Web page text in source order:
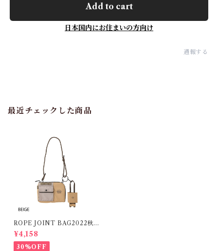
Add to cart
日本国内にお住まいの方向け
通報する
最近チェックした商品
ROPE JOINT BAG2022秋冬
新作
¥4,158
30%OFF